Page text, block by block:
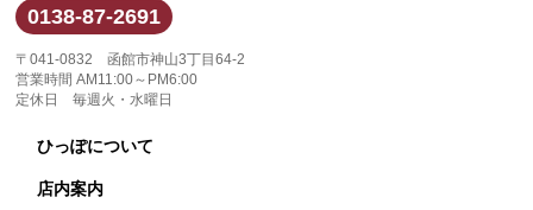
0138-87-2691
〒041-0832 函館市神山3丁目64-2
営業時間 AM11:00～PM6:00
定休日 毎週火・水曜日
ひっぽについて
店内案内